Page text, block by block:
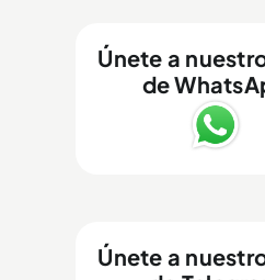
Únete a
de
Únete a